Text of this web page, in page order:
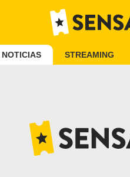
NOTICIAS STREAMING